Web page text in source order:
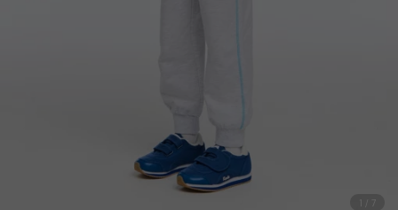
1 7